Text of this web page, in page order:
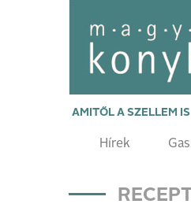
AMITŐL A SZELLEM
Hírek